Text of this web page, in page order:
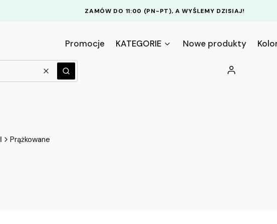
ZAMÓW DO 11:00 (PN-PT), A WYŚLEMY DZISIAJ!
Promocje KATEGORIE Nowe produkty
WyczyśćSzukaj
Zaloguj się
Prążkowane